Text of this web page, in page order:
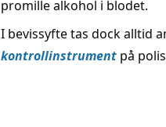
promille alkohol i blodet.
I bevissyfte tas dock alltid
kontrollinstrument på